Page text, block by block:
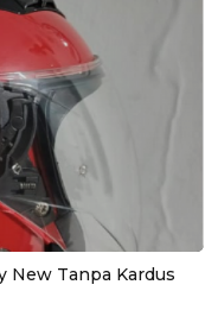
New Tanpa Kardus